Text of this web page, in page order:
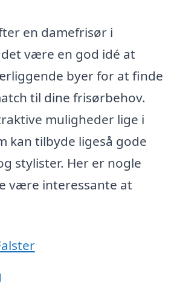
en damefrisør i
være en god idé at
byer for at finde
til dine frisørbehov.
muligheder lige i
kan tilbyde ligeså gode
stylister. Her er nogle
være interessante at